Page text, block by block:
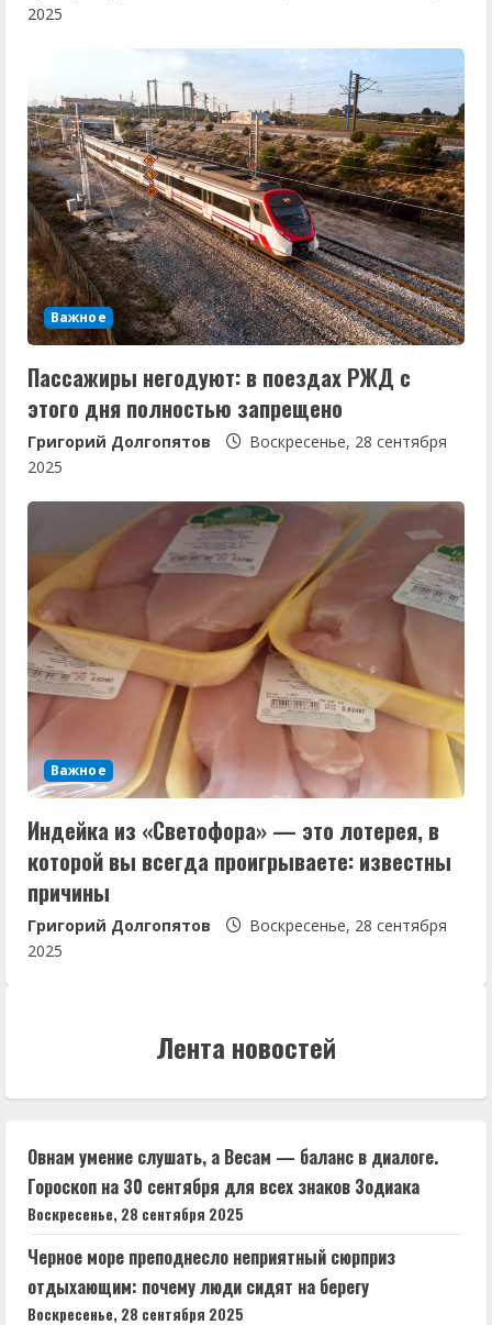
2025
Важное
Пассажиры негодуют: в поездах РЖД с
этого дня полностью запрещено
Григорий Долгопятов
Воскресенье, 28 сентября
2025
Важное
Индейка из «Светофора» — это лотерея, в
которой вы всегда проигрываете: известны
причины
Григорий Долгопятов
Воскресенье, 28 сентября
2025
Лента новостей
Овнам умение слушать, а Весам — баланс в диалоге.
Гороскоп на 30 сентября для всех знаков Зодиака
Воскресенье, 28 сентября 2025
Черное море преподнесло неприятный сюрприз
отдыхающим: почему люди сидят на берегу
Воскресенье, 28 сентября 2025